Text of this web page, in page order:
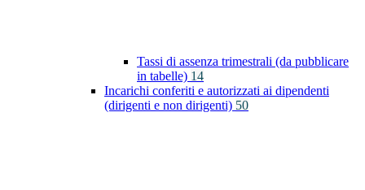
Tassi di assenza trimestrali (da pubblicare
in tabelle) 14
Incarichi conferiti e autorizzati ai dipendenti
(dirigenti e non dirigenti) 50